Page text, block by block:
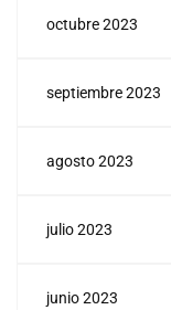
octubre 2023
septiembre 2023
agosto 2023
julio 2023
junio 2023